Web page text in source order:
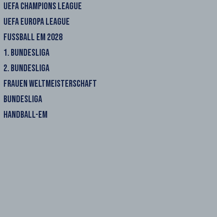
UEFA CHAMPIONS LEAGUE
UEFA EUROPA LEAGUE
FUSSBALL EM 2028
1. BUNDESLIGA
2. BUNDESLIGA
FRAUEN WELTMEISTERSCHAFT
BUNDESLIGA
HANDBALL-EM